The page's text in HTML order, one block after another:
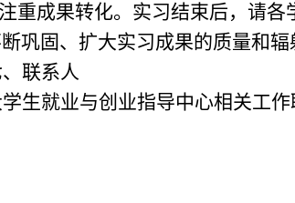
重成果转化。 实习结束后，请各
巩固、扩大实习成果的质量和
联系人
生就业与创业指导中心相关工作